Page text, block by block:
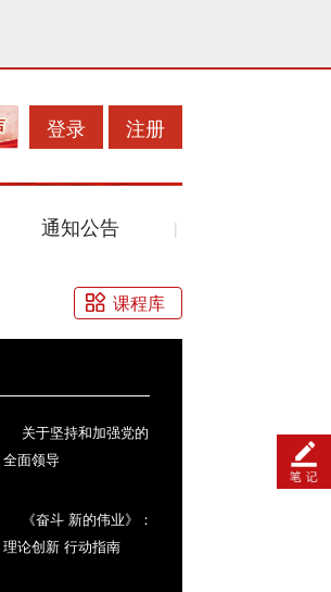
登录 注册
通知公告
课程库
关于坚持和加强党的
全面领导
《奋斗 新的伟业》：
理论创新 行动指南